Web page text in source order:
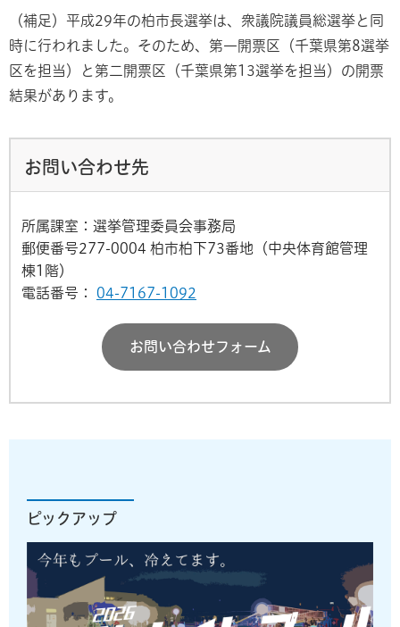
（補足）平成29年の柏市長選挙は、衆議院議員総選挙と同
時に行われました。そのため、第一開票区（千葉県第8選挙
区を担当）と第二開票区（千葉県第13選挙を担当）の開票
結果があります。
お問い合わせ先
所属課室：選挙管理委員会事務局
郵便番号277-0004 柏市柏下73番地（中央体育館管理
棟1階）
電話番号：
04-7167-1092
お問い合わせフォーム
ピックアップ